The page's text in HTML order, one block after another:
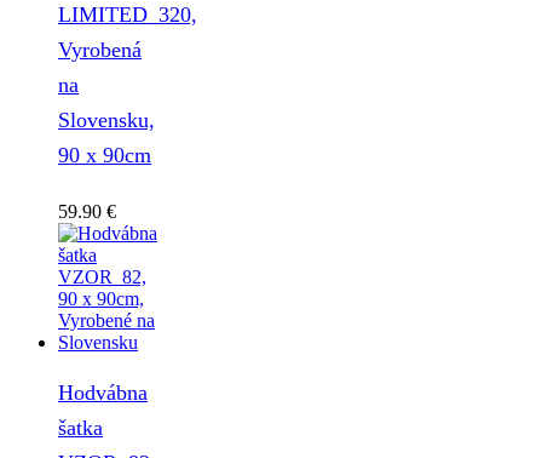
LIMITED_320,
Vyrobená
na
Slovensku,
90 x 90cm
59.90 €
Hodvábna
šatka